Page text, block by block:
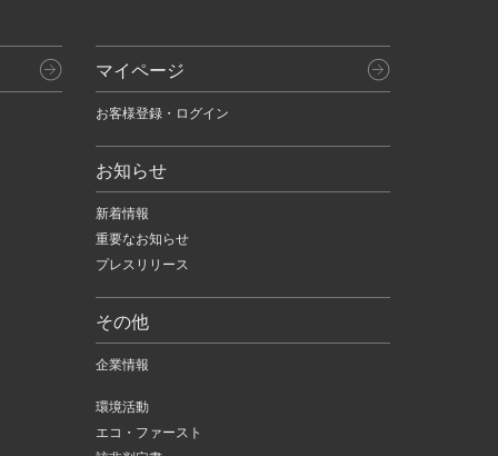
マイページ
お客様登録・ログイン
お知らせ
新着情報
重要なお知らせ
プレスリリース
その他
企業情報
環境活動
エコ・ファースト